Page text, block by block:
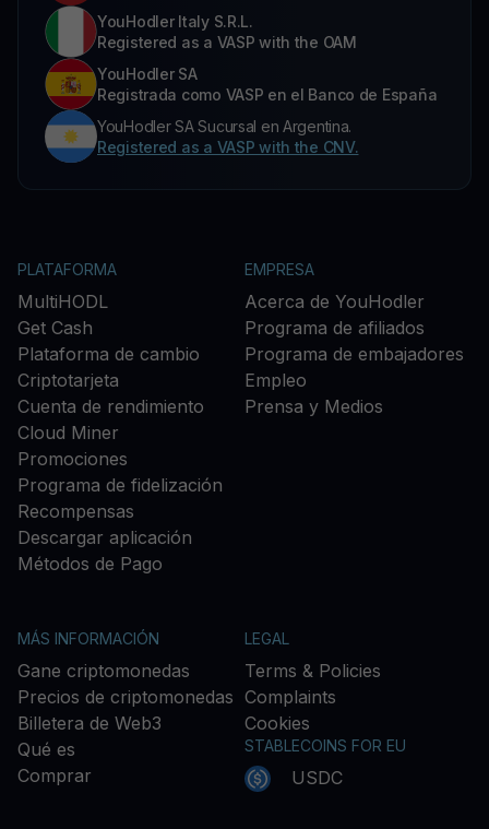
YouHodler Italy S.R.L.
Registered as a VASP with the OAM
YouHodler SA
Registrada como VASP en el Banco de España
YouHodler SA Sucursal en Argentina.
Registered as a VASP with the CNV.
PLATAFORMA
MultiHODL
Get Cash
Plataforma de cambio
Criptotarjeta
Cuenta de rendimiento
Cloud Miner
Promociones
Programa de fidelización
Recompensas
Descargar aplicación
Métodos de Pago
EMPRESA
Acerca de YouHodler
Programa de afiliados
Programa de embajadores
Empleo
Prensa y Medios
MÁS INFORMACIÓN
Gane criptomonedas
Precios de criptomonedas
Billetera de Web3
Qué es
Comprar
LEGAL
Terms & Policies
Complaints
Cookies
STABLECOINS FOR EU
USDC